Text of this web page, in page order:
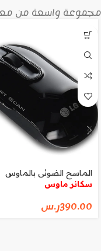
مجموعة واسعة من
الماسح الضوئى بالماوس
سكانر ماوس
390.00ر.س